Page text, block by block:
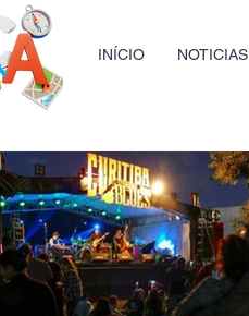
INÍCIO NOTICIAS